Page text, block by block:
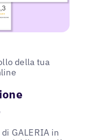
della tua
GALERIA in